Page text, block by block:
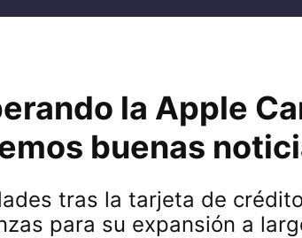
la Apple
buenas
tras la tarjeta de
para su expansión a